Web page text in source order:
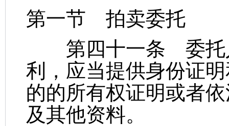
第一节 拍卖委托
第四十一条 委托
利，应当提供身份证
的的所有权证明或者
及其他资料。